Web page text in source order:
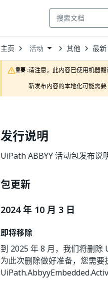
主页 Open
Dropdown
to
choose
product
活动 其他 最新
重要 :请注意，此内容已使用机器翻
新发布内容的本地化可能需要
发行说明
UiPath ABBYY 活动包发布说
包更新
2024 年 10 月 3 日
即将移除
到 2025 年 8 月，我们将删
为此次删除做好准备，您需